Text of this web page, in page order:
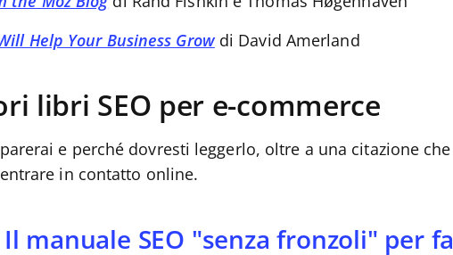
Help Your Business Growdi David Amerland
libri SEO per e-commerce
e perché dovresti leggerlo, oltre a una citazione
in contatto online.
manuale SEO "senza fronzoli" per